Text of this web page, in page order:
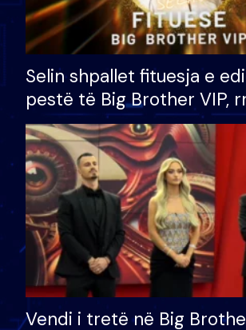
Selin shpallet fituesja e
pestë të Big Brother VIP,
çmimin e madh prej 100
Vendi i tretë në Big